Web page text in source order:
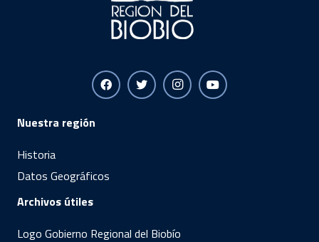
Nuestra región
Historia
Datos Geográficos
Archivos útiles
Logo Gobierno Regional del Biobío